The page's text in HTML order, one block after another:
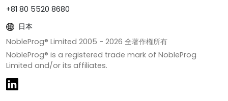
+81 80 5520 8680
日本
NobleProg® Limited 2005 - 2026 全著作権所有
NobleProg® is a registered trade mark of NobleProg
Limited and/or its affiliates.